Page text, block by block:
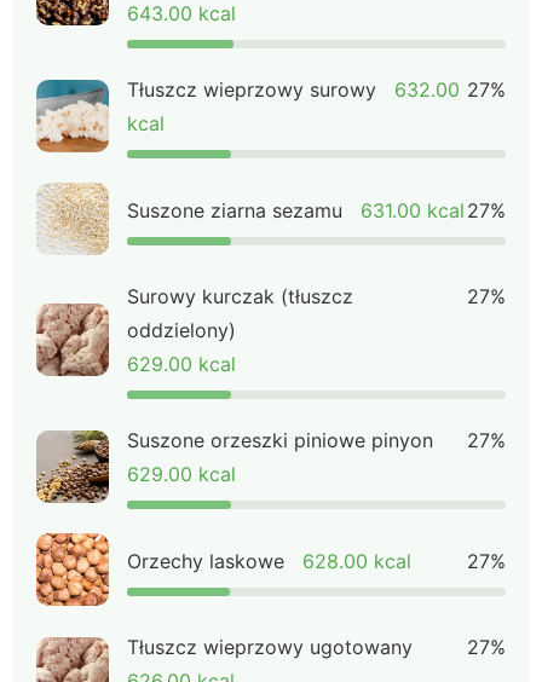
643.00 kcal
Tłuszcz wieprzowy surowy
632.00
kcal
27%
Suszone ziarna sezamu 631.00 kcal 27%
Surowy kurczak (tłuszcz
oddzielony)
629.00 kcal
27%
Suszone orzeszki piniowe pinyon
629.00 kcal
27%
Orzechy laskowe 628.00 kcal 27%
Tłuszcz wieprzowy ugotowany
27%